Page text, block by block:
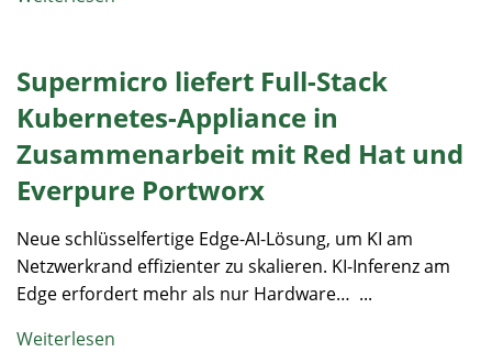
Supermicro liefert Full-Stack
Kubernetes-Appliance in
Zusammenarbeit mit Red Hat und
Everpure Portworx
Neue schlüsselfertige Edge-AI-Lösung, um KI am
Netzwerkrand effizienter zu skalieren. KI-Inferenz am
Edge erfordert mehr als nur Hardware… ...
Weiterlesen